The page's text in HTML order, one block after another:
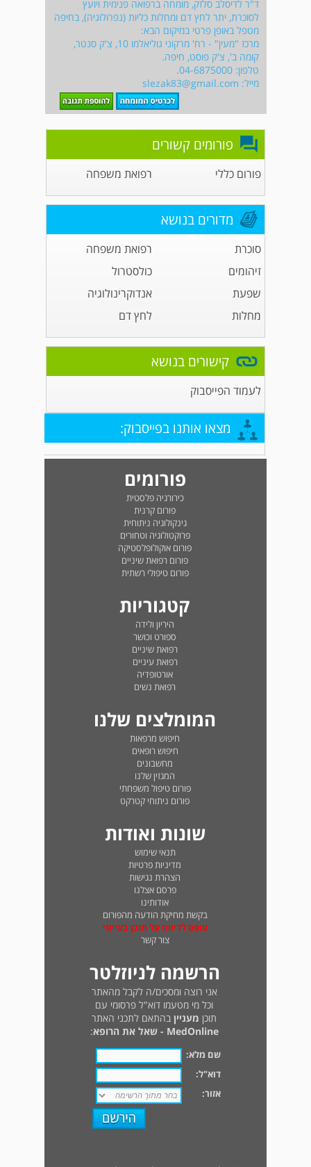
ד"ר לדיסלב סלזק, מומחה ברפואה פנימית ויועץ
לסוכרת, יתר לחץ דם ומחלות כליות (נפרולוגיה), בחיפה
מטפל באופן פרטי במיקום הבא:
מרכז "מעין" - רח' מרקוני גוליאלמו 10, צ'ק סנטר,
קומה ב', צ'ק פוסט, חיפה.
טלפון: 04-6875000.
מייל: slezak83@gmail.com
פורומים קשורים
פורום כללי רפואת משפחה
מדורים בנושא
סוכרת
רפואת משפחה
זיהומים
כולסטרול
שפעת
אנדוקרינולוגיה
מחלות
לחץ דם
קישורים בנושא
לעמוד הפייסבוק
מצאו אותנו בפייסבוק:
פורומים
כירורגיה פלסטית
פורום קרנית
גינקולוגיה ניתוחית
פרוקטולוגיה וטחורים
פורום אוקולופלסטיקה
פורום רפואת שיניים
פורום טיפולי רשתית
קטגוריות
היריון ולידה
ספורט וכושר
רפואת שיניים
רפואת עיניים
אורטופדיה
רפואת נשים
המומלצים שלנו
חיפוש מרפאות
חיפוש רופאים
מחשבונים
המגזין שלנו
פורום טיפול משפחתי
פורום ניתוחי קטרקט
שונות ואודות
תנאי שימוש
מדיניות פרטיות
הצהרת נגישות
פרסם אצלנו
אודותינו
בקשת מחיקת הודעה מהפורום
טופס לדיווח על תוכן בעייתי
צור קשר
הרשמה לניוזלטר
אני רוצה ומסכים/ה לקבל מהאתר
וכל מי מטעמו דוא"ל פרסומי עם
תוכן מעניין בהתאם לתכני האתר
MedOnline - שאל את הרופא
:
שם מלא:
דוא"ל:
אזור: